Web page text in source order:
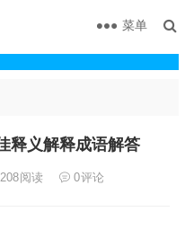
菜单
释义解释成语解答
阅读 0评论